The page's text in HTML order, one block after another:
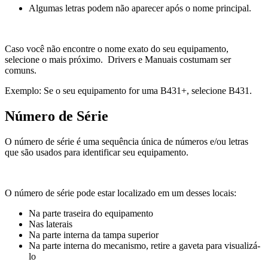
Algumas letras podem não aparecer após o nome principal.
Caso você não encontre o nome exato do seu equipamento,
selecione o mais próximo. Drivers e Manuais costumam ser
comuns.
Exemplo: Se o seu equipamento for uma B431+, selecione B431.
Número de Série
O número de série é uma sequência única de números e/ou letras
que são usados para identificar seu equipamento.
O número de série pode estar localizado em um desses locais:
Na parte traseira do equipamento
Nas laterais
Na parte interna da tampa superior
Na parte interna do mecanismo, retire a gaveta para visualizá-
lo